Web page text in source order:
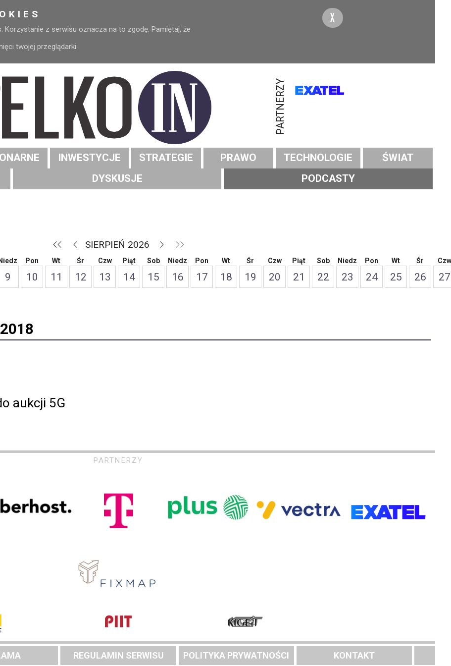
Korzystanie z serwisu oznacza na to zgodę. Pamiętaj, że
twojej przeglądarki.
X
PARTNERZY
INWESTYCJE STRATEGIE PRAWO TECHNOLOGIE
ŚWIAT
DYSKUSJE PODCASTY
SIERPIEŃ 2026
9
Pon
10
Wt
11
Śr
12
Czw
13
Piąt
14
Sob
15
Niedz
16
Pon
17
Wt
18
Śr
19
Czw
20
Piąt
21
Sob
22
Niedz
23
Pon
24
Wt
25
Śr
26
Czw
27
aukcji 5G
PARTNERZY
REGULAMIN SERWISU POLITYKA PRYWATNOŚCI KONTAKT